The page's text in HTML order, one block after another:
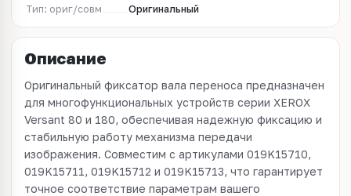
Тип: ориг/совм
Оригинальный
Описание
Оригинальный фиксатор вала переноса предназначен
для многофункциональных устройств серии XEROX
Versant 80 и 180, обеспечивая надежную фиксацию и
стабильную работу механизма передачи
изображения. Совместим с артикулами 019K15710,
019K15711, 019K15712 и 019K15713, что гарантирует
точное соответствие параметрам вашего